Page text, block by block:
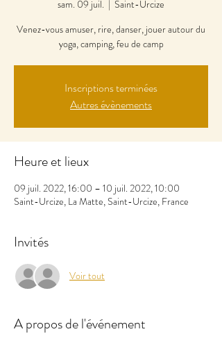
sam. 09 juil.
  |
Saint-Urcize
Venez-vous amuser, rire, danser, jouer autour du
yoga, camping, feu de camp
Inscriptions terminées
Autres évènements
Heure et lieux
09 juil. 2022, 16:00 – 10 juil. 2022, 10:00
Saint-Urcize, La Matte, Saint-Urcize, France
Invités
Voir tout
A propos de l'événement